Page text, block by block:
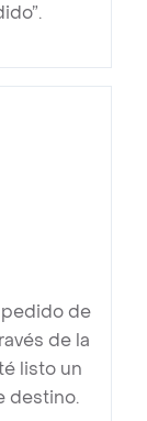
de
de la
listo un
destino.